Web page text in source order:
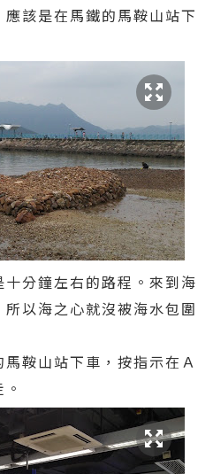
該是在馬鐵的馬鞍山站下
分鐘左右的路程。來到海
以海之心就沒被海水包圍
鞍山站下車，按指示在Ａ